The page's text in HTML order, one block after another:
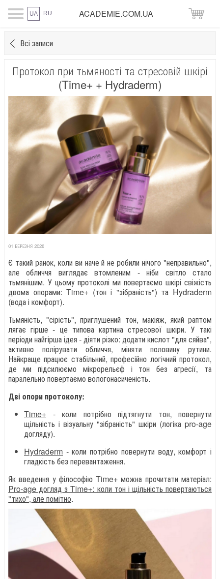
UA RU ACADEMIE.COM.UA
Всі записи
Протокол при тьмяності та стресовій шкірі
(Time+ + Hydraderm)
01 БЕРЕЗНЯ 2026
Є такий ранок, коли ви наче й не робили нічого "неправильно",
але обличчя виглядає втомленим - ніби світло стало
тьмянішим. У цьому протоколі ми повертаємо шкірі свіжість
двома опорами: Time+ (тон і "зібраність") та Hydraderm
(вода і комфорт).
Тьмяність, "сірість", приглушений тон, макіяж, який раптом
лягає гірше - це типова картина стресової шкіри. У такі
періоди найгірша ідея - діяти різко: додати кислот "для сяйва",
активно полірувати обличчя, міняти половину рутини.
Найкраще працює стабільний, професійно логічний протокол,
де ми підсилюємо мікрорельєф і тон без агресії, та
паралельно повертаємо вологонасиченість.
Дві опори протоколу:
Time+ - коли потрібно підтягнути тон, повернути
щільність і візуальну "зібраність" шкіри (логіка pro-age
догляду).
Hydraderm - коли потрібно повернути воду, комфорт і
гладкість без перевантаження.
Як введення у філософію Time+ можна прочитати матеріал:
Pro-age догляд з Time+: коли тон і щільність повертаються
"тихо", але помітно.